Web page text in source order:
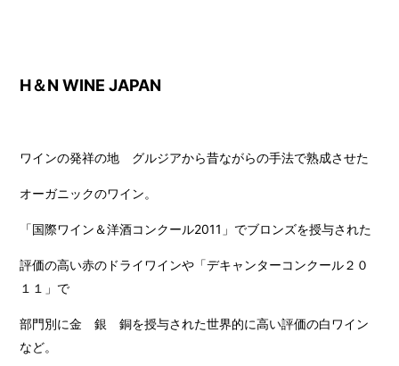
H＆N WINE JAPAN
ワインの発祥の地 グルジアから昔ながらの手法で熟成させた
オーガニックのワイン。
「国際ワイン＆洋酒コンクール2011」でブロンズを授与された
評価の高い赤のドライワインや「デキャンターコンクール２０
１１」で
部門別に金 銀 銅を授与された世界的に高い評価の白ワイン
など。